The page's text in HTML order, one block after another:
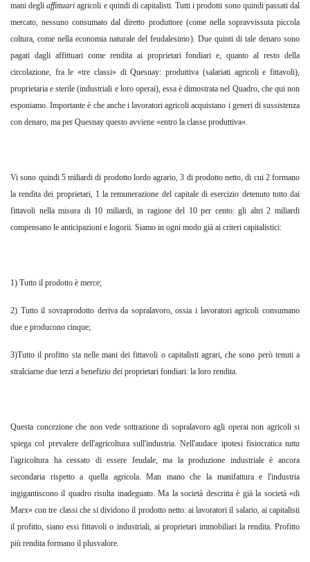
mani degli affittuariagricoli e quindi di capitalisti. Tutti i prodotti sono quindi passati dal
mercato, nessuno consumato dal diretto produttore (come nella sopravvissuta piccola
coltura, come nella economia naturale del feudalesimo). Due quinti di tale denaro sono
pagati dagli affittuari come rendita ai proprietari fondiari e, quanto al resto della
circolazione, fra le «tre classi» di Quesnay: produttiva (salariati agricoli e fittavoli),
proprietaria e sterile (industriali e loro operai), essa è dimostrata nel Quadro, che qui non
esponiamo. Importante è che anche i lavoratori agricoli acquistano i generi di sussistenza
con denaro, ma per Quesnay questo avviene «entro la classe produttiva».
Vi sono quindi 5 miliardi di prodotto lordo agrario, 3 di prodotto netto, di cui 2 formano
la rendita dei proprietari, 1 la remunerazione del capitale di esercizio detenuto tutto dai
fittavoli nella misura di 10 miliardi, in ragione del 10 per cento: gli altri 2 miliardi
compensano le anticipazioni e logorii. Siamo in ogni modo già ai criteri capitalistici:
1) Tutto il prodotto è merce;
2) Tutto il sovraprodotto deriva da sopralavoro, ossia i lavoratori agricoli consumano
due e producono cinque;
3)Tutto il profitto sta nelle mani dei fittavoli o capitalisti agrari, che sono però tenuti a
stralciarne due terzi a benefizio dei proprietari fondiari: la loro rendita.
Questa concezione che non vede sottrazione di sopralavoro agli operai non agricoli si
spiega col prevalere dell'agricoltura sull'industria. Nell'audace ipotesi fisiocratica tutta
l'agricoltura ha cessato di essere feudale, ma la produzione industriale è ancora
secondaria rispetto a quella agricola. Man mano che la manifattura e l'industria
ingigantiscono il quadro risulta inadeguato. Ma la società descritta è già la società «di
Marx» con tre classi che si dividono il prodotto netto: ai lavoratori il salario, ai capitalisti
il profitto, siano essi fittavoli o industriali, ai proprietari immobiliari la rendita. Profitto
più rendita formano il plusvalore.